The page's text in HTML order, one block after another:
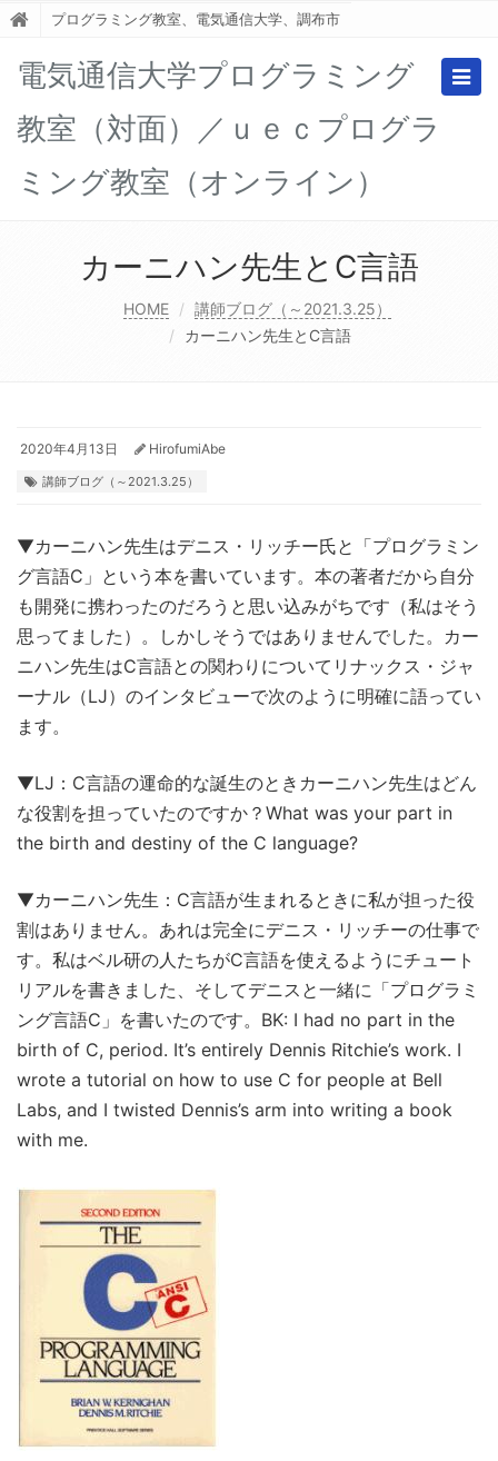
プログラミング教室、電気通信大学、調布市
電気通信大学プログラミング
教室（対面）／ｕｅｃプログラ
ミング教室（オンライン）
カーニハン先生とC言語
HOME
講師ブログ（～2021.3.25）
カーニハン先生とC言語
2020年4月13日 HirofumiAbe
講師ブログ（～2021.3.25）
▼カーニハン先生はデニス・リッチー氏と「プログラミン
グ言語C」という本を書いています。本の著者だから自分
も開発に携わったのだろうと思い込みがちです（私はそう
思ってました）。しかしそうではありませんでした。カー
ニハン先生はC言語との関わりについてリナックス・ジャ
ーナル（LJ）のインタビューで次のように明確に語ってい
ます。
▼LJ：C言語の運命的な誕生のときカーニハン先生はどん
な役割を担っていたのですか？What was your part in
the birth and destiny of the C language?
▼カーニハン先生：C言語が生まれるときに私が担った役
割はありません。あれは完全にデニス・リッチーの仕事で
す。私はベル研の人たちがC言語を使えるようにチュート
リアルを書きました、そしてデニスと一緒に「プログラミ
ング言語C」を書いたのです。BK: I had no part in the
birth of C, period. It’s entirely Dennis Ritchie’s work. I
wrote a tutorial on how to use C for people at Bell
Labs, and I twisted Dennis’s arm into writing a book
with me.